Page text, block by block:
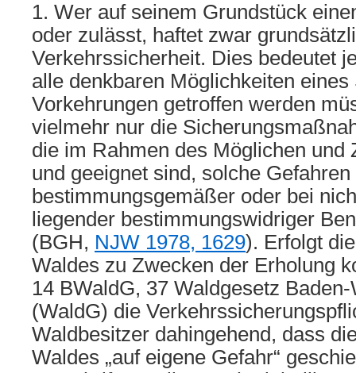
1. Wer auf seinem Grundstück
oder zulässt, haftet zwar
Verkehrssicherheit. Dies bedeutet
alle denkbaren Möglichkeiten
Vorkehrungen getroffen werden
vielmehr nur die
die im Rahmen des Möglichen und
und geeignet sind, solche
bestimmungsgemäßer oder bei
liegender bestimmungswidriger
(BGH, NJW 1978, 1629). Erfolgt
Waldes zu Zwecken der Erholung
14 BWaldG, 37 Waldgesetz
(WaldG) die
Waldbesitzer dahingehend, dass
Waldes „auf eigene Gefahr“